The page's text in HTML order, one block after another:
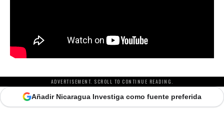
ADVERTISEMENT. SCROLL TO CONTINUE READING.
Añadir Nicaragua Investiga como fuente preferida